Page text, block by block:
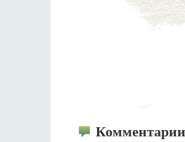
Комментарии